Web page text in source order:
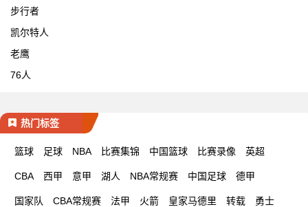
步行者
凯尔特人
老鹰
76人
热门标签
篮球 足球 NBA 比赛集锦 中国篮球 比赛录像 英超
CBA 西甲 意甲 湖人 NBA常规赛 中国足球 德甲
国家队 CBA常规赛 法甲 火箭 皇家马德里 转载 勇士